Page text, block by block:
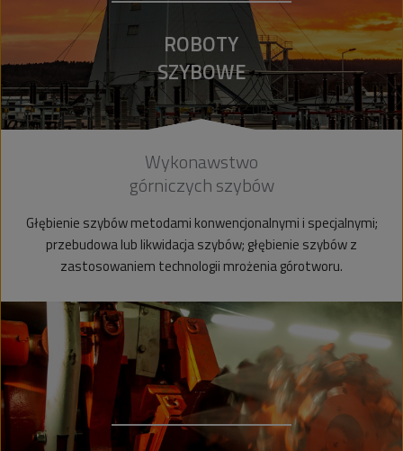
ROBOTY
SZYBOWE
Wykonawstwo
górniczych szybów
Głębienie szybów metodami konwencjonalnymi i specjalnymi;
przebudowa lub likwidacja szybów; głębienie szybów z
zastosowaniem technologii mrożenia górotworu.